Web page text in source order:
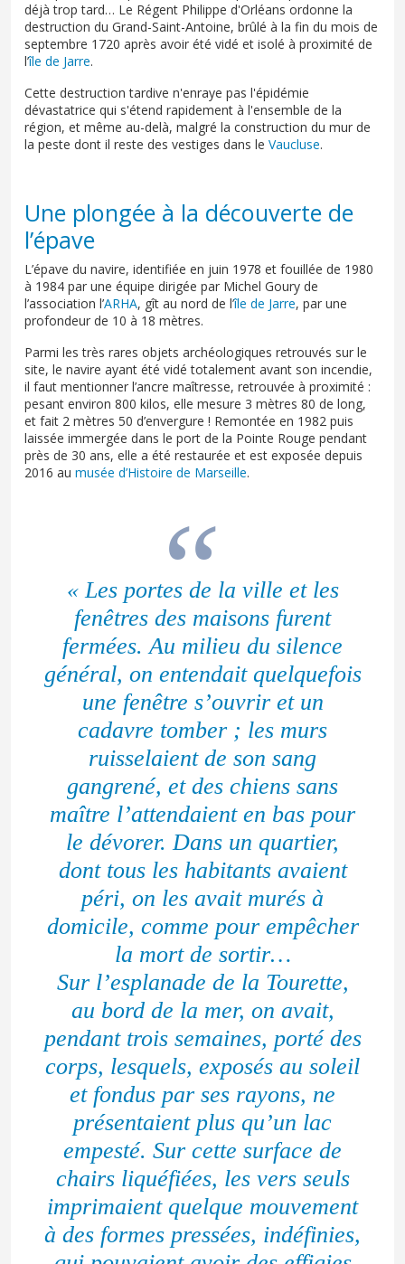
déjà trop tard… Le Régent Philippe d'Orléans ordonne la
destruction du Grand-Saint-Antoine, brûlé à la fin du mois de
septembre 1720 après avoir été vidé et isolé à proximité de
l’île de Jarre.
Cette destruction tardive n'enraye pas l'épidémie
dévastatrice qui s'étend rapidement à l'ensemble de la
région, et même au-delà, malgré la construction du mur de
la peste dont il reste des vestiges dans le Vaucluse.
Une plongée à la découverte de
l’épave
L’épave du navire, identifiée en juin 1978 et fouillée de 1980
à 1984 par une équipe dirigée par Michel Goury de
l’association l’ARHA, gît au nord de l’île de Jarre, par une
profondeur de 10 à 18 mètres.
Parmi les très rares objets archéologiques retrouvés sur le
site, le navire ayant été vidé totalement avant son incendie,
il faut mentionner l’ancre maîtresse, retrouvée à proximité :
pesant environ 800 kilos, elle mesure 3 mètres 80 de long,
et fait 2 mètres 50 d’envergure ! Remontée en 1982 puis
laissée immergée dans le port de la Pointe Rouge pendant
près de 30 ans, elle a été restaurée et est exposée depuis
2016 au musée d’Histoire de Marseille.
« Les portes de la ville et les
fenêtres des maisons furent
fermées. Au milieu du silence
général, on entendait quelquefois
une fenêtre s’ouvrir et un
cadavre tomber ; les murs
ruisselaient de son sang
gangrené, et des chiens sans
maître l’attendaient en bas pour
le dévorer. Dans un quartier,
dont tous les habitants avaient
péri, on les avait murés à
domicile, comme pour empêcher
la mort de sortir…
Sur l’esplanade de la Tourette,
au bord de la mer, on avait,
pendant trois semaines, porté des
corps, lesquels, exposés au soleil
et fondus par ses rayons, ne
présentaient plus qu’un lac
empesté. Sur cette surface de
chairs liquéfiées, les vers seuls
imprimaient quelque mouvement
à des formes pressées, indéfinies,